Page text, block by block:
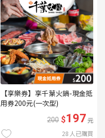
【享樂券】享千葉火鍋-現金抵
用券200元(一次型)
200 $197元
28 人已購買